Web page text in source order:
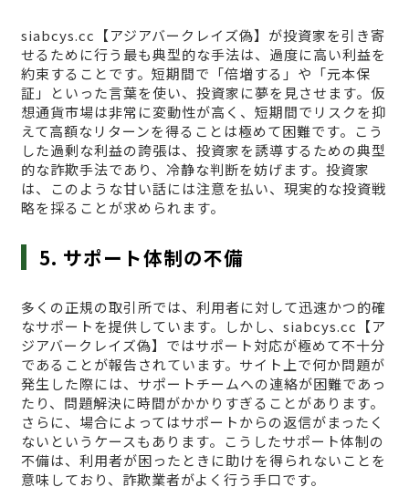
siabcys.cc【アジアバークレイズ偽】が投資家を引き寄
せるために行う最も典型的な手法は、過度に高い利益を
約束することです。短期間で「倍増する」や「元本保
証」といった言葉を使い、投資家に夢を見させます。仮
想通貨市場は非常に変動性が高く、短期間でリスクを抑
えて高額なリターンを得ることは極めて困難です。こう
した過剰な利益の誇張は、投資家を誘導するための典型
的な詐欺手法であり、冷静な判断を妨げます。投資家
は、このような甘い話には注意を払い、現実的な投資戦
略を採ることが求められます。
5. サポート体制の不備
多くの正規の取引所では、利用者に対して迅速かつ的確
なサポートを提供しています。しかし、siabcys.cc【ア
ジアバークレイズ偽】ではサポート対応が極めて不十分
であることが報告されています。サイト上で何か問題が
発生した際には、サポートチームへの連絡が困難であっ
たり、問題解決に時間がかかりすぎることがあります。
さらに、場合によってはサポートからの返信がまったく
ないというケースもあります。こうしたサポート体制の
不備は、利用者が困ったときに助けを得られないことを
意味しており、詐欺業者がよく行う手口です。